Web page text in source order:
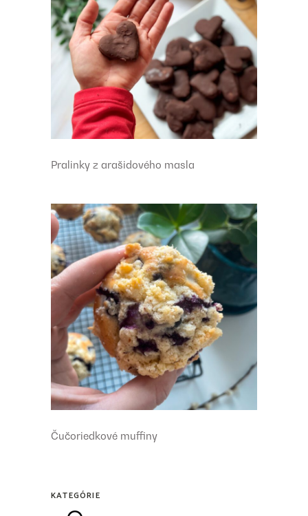
Pralinky z arašidového masla
Čučoriedkové muffiny
KATEGÓRIE